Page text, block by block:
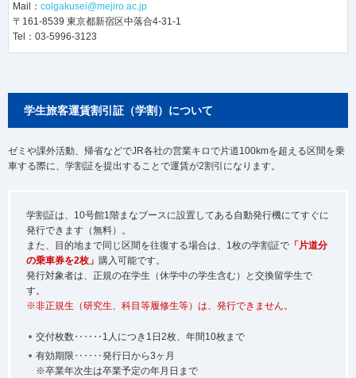
Mail： colgakusei@mejiro.ac.jp
〒161-8539 東京都新宿区中落合4-31-1
Tel：03-5996-3123
学生旅客運賃割引証（学割）について
ゼミや課外活動、帰省などでJR各社の営業キロで片道100kmを超える区間を乗
車する際に、学割証を提出することで運賃が2割引になります。
学割証は、10号館1階まなブースに設置してある自動発行機にてすぐに
発行できます（無料）。
また、目的地まで同じ区間を往復する場合は、1枚の学割証で 「片道分
の乗車券を2枚」 購入可能です。
発行対象者は、正規の在学生（休学中の学生含む）と交換留学生で
す。
※非正規生（研究生、科目等履修生等）は、発行できません。
交付枚数‥‥‥1人につき1日2枚、年間10枚まで
有効期限‥‥‥発行日から3ヶ月
※卒業年次生は卒業予定の年月日まで